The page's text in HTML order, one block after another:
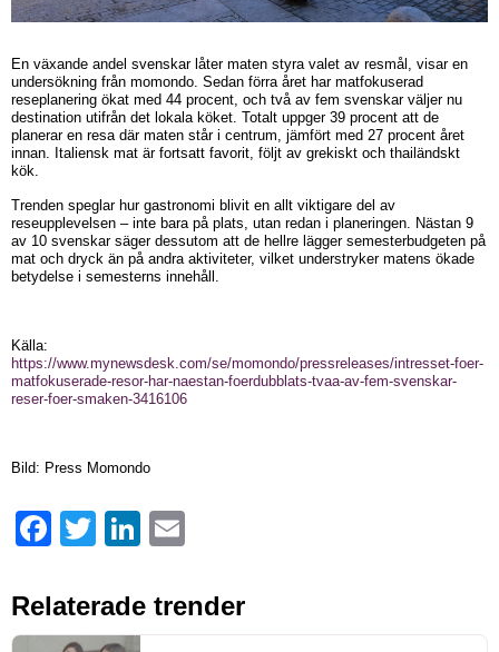
En växande andel svenskar låter maten styra valet av resmål, visar en
undersökning från momondo. Sedan förra året har matfokuserad
reseplanering ökat med 44 procent, och två av fem svenskar väljer nu
destination utifrån det lokala köket. Totalt uppger 39 procent att de
planerar en resa där maten står i centrum, jämfört med 27 procent året
innan. Italiensk mat är fortsatt favorit, följt av grekiskt och thailändskt
kök.
Trenden speglar hur gastronomi blivit en allt viktigare del av
reseupplevelsen – inte bara på plats, utan redan i planeringen. Nästan 9
av 10 svenskar säger dessutom att de hellre lägger semesterbudgeten på
mat och dryck än på andra aktiviteter, vilket understryker matens ökade
betydelse i semesterns innehåll.
Källa:
https://www.mynewsdesk.com/se/momondo/pressreleases/intresset-foer-
matfokuserade-resor-har-naestan-foerdubblats-tvaa-av-fem-svenskar-
reser-foer-smaken-3416106
Bild: Press Momondo
FacebookTwitter LinkedIn
Relaterade trender